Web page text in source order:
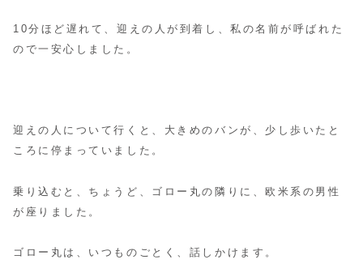
10分ほど遅れて、迎えの人が到着し、私の名前が呼ばれた
ので一安心しました。
迎えの人について行くと、大きめのバンが、少し歩いたと
ころに停まっていました。
乗り込むと、ちょうど、ゴロー丸の隣りに、欧米系の男性
が座りました。
ゴロー丸は、いつものごとく、話しかけます。